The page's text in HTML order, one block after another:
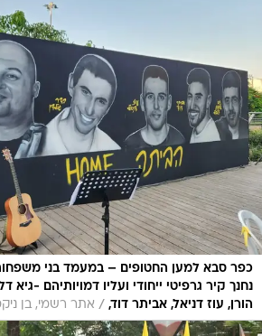
כפר סבא למען החטופים – במעמד בני
נחנך קיר גרפיטי ייחודי ועליו דמויותיהם -גיא
הורן, עוז דניאל, אביתר דוד, / אתר רשמי, בן